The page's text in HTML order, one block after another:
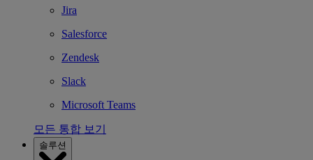
Jira
Salesforce
Zendesk
Slack
Microsoft Teams
모든 통합 보기
솔루션